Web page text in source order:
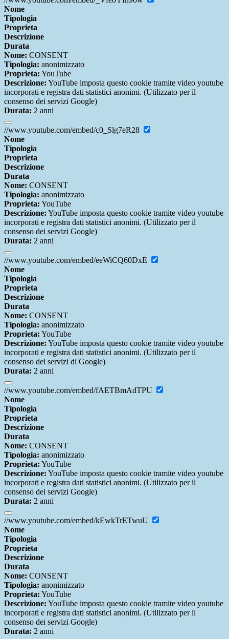
Nome
Tipologia
Proprieta
Descrizione
Durata
Nome: CONSENT
Tipologia: anonimizzato
Proprieta: YouTube
Descrizione: YouTube imposta questo cookie tramite video youtube
incorporati e registra dati statistici anonimi. (Utilizzato per il
consenso dei servizi Google)
Durata: 2 anni
//www.youtube.com/embed/c0_Slg7eR28
Nome
Tipologia
Proprieta
Descrizione
Durata
Nome: CONSENT
Tipologia: anonimizzato
Proprieta: YouTube
Descrizione: YouTube imposta questo cookie tramite video youtube
incorporati e registra dati statistici anonimi. (Utilizzato per il
consenso dei servizi Google)
Durata: 2 anni
//www.youtube.com/embed/eeWiCQ60DxE
Nome
Tipologia
Proprieta
Descrizione
Durata
Nome: CONSENT
Tipologia: anonimizzato
Proprieta: YouTube
Descrizione: YouTube imposta questo cookie tramite video youtube
incorporati e registra dati statistici anonimi. (Utilizzato per il
consenso dei servizi di Google)
Durata: 2 anni
//www.youtube.com/embed/fAETBmAdTPU
Nome
Tipologia
Proprieta
Descrizione
Durata
Nome: CONSENT
Tipologia: anonimizzato
Proprieta: YouTube
Descrizione: YouTube imposta questo cookie tramite video youtube
incorporati e registra dati statistici anonimi. (Utilizzato per il
consenso dei servizi Google)
Durata: 2 anni
//www.youtube.com/embed/kEwkTrETwuU
Nome
Tipologia
Proprieta
Descrizione
Durata
Nome: CONSENT
Tipologia: anonimizzato
Proprieta: YouTube
Descrizione: YouTube imposta questo cookie tramite video youtube
incorporati e registra dati statistici anonimi. (Utilizzato per il
consenso dei servizi Google)
Durata: 2 anni